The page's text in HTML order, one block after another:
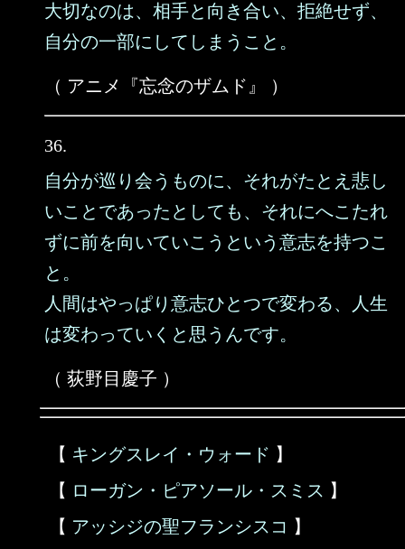
大切なのは、相手と向き合い、拒絶せず、
自分の一部にしてしまうこと。
（ アニメ『忘念のザムド』 ）
36.
自分が巡り会うものに、それがたとえ悲し
いことであったとしても、それにへこたれ
ずに前を向いていこうという意志を持つこ
と。
人間はやっぱり意志ひとつで変わる、人生
は変わっていくと思うんです。
（ 荻野目慶子 ）
【 キングスレイ・ウォード 】
【 ローガン・ピアソール・スミス 】
【 アッシジの聖フランシスコ 】